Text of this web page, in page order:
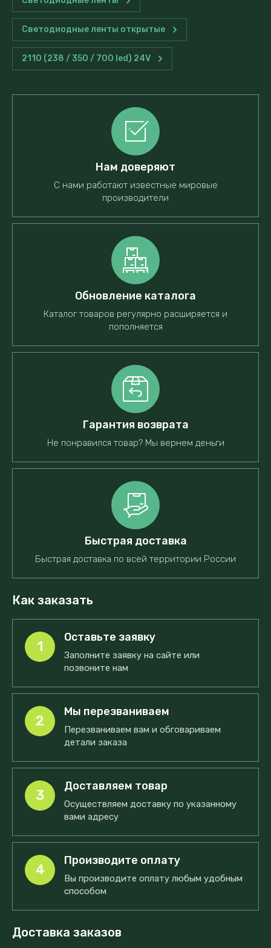
Светодиодные ленты открытые
2110 (238 / 350 / 700 led) 24V
Нам доверяют
С нами работают известные мировые
производители
Обновление каталога
Каталог товаров регулярно расширяется и
пополняется
Гарантия возврата
Не понравился товар? Мы вернем деньги
Быстрая доставка
Быстрая доставка по всей территории России
Как заказать
1
Оставьте заявку
Заполните заявку на сайте или
позвоните нам
2
Мы перезваниваем
Перезваниваем вам и обговариваем
детали заказа
3
Доставляем товар
Осуществляем доставку по указанному
вами адресу
4
Производите оплату
Вы производите оплату любым удобным
способом
Доставка заказов